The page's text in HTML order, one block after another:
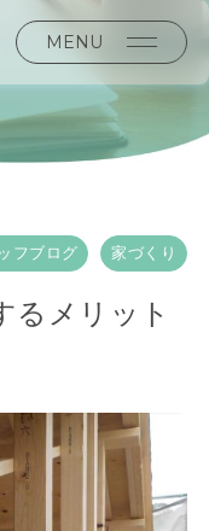
MENU
フブログ 家づくり
るメリット